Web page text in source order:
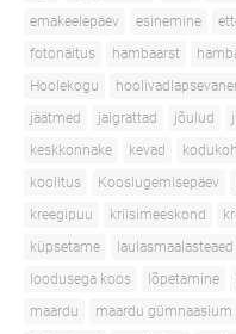
emakeelepäev
esinemine
fotonäitus
hambaarst
Hoolekogu
jäätmed
jalgrattad jõulud
keskkonnake
kevad
koolitus
Kooslugemisepäev
kreegipuu
kriisimeeskond
küpsetame
laulasmaalasteaed
loodusega koos
lõpetamine
maardu
maardu gümnaasium